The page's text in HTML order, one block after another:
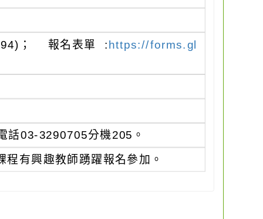
； 報名表單 :https://forms.gl
話03-3290705分機205。
有興趣教師踴躍報名參加。